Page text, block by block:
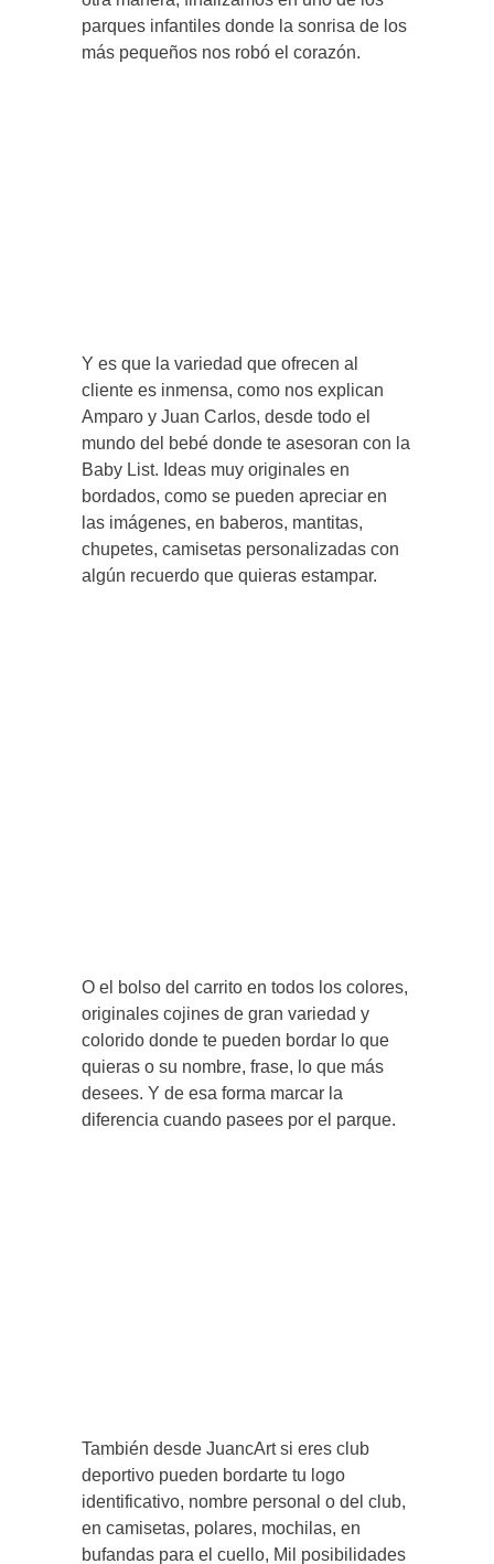
parques infantiles donde la sonrisa de los
más pequeños nos robó el corazón.
Y es que la variedad que ofrecen al
cliente es inmensa, como nos explican
Amparo y Juan Carlos, desde todo el
mundo del bebé donde te asesoran con la
Baby List. Ideas muy originales en
bordados, como se pueden apreciar en
las imágenes, en baberos, mantitas,
chupetes, camisetas personalizadas con
algún recuerdo que quieras estampar.
O el bolso del carrito en todos los colores,
originales cojines de gran variedad y
colorido donde te pueden bordar lo que
quieras o su nombre, frase, lo que más
desees. Y de esa forma marcar la
diferencia cuando pasees por el parque.
También desde JuancArt si eres club
deportivo pueden bordarte tu logo
identificativo, nombre personal o del club,
en camisetas, polares, mochilas, en
bufandas para el cuello, Mil posibilidades